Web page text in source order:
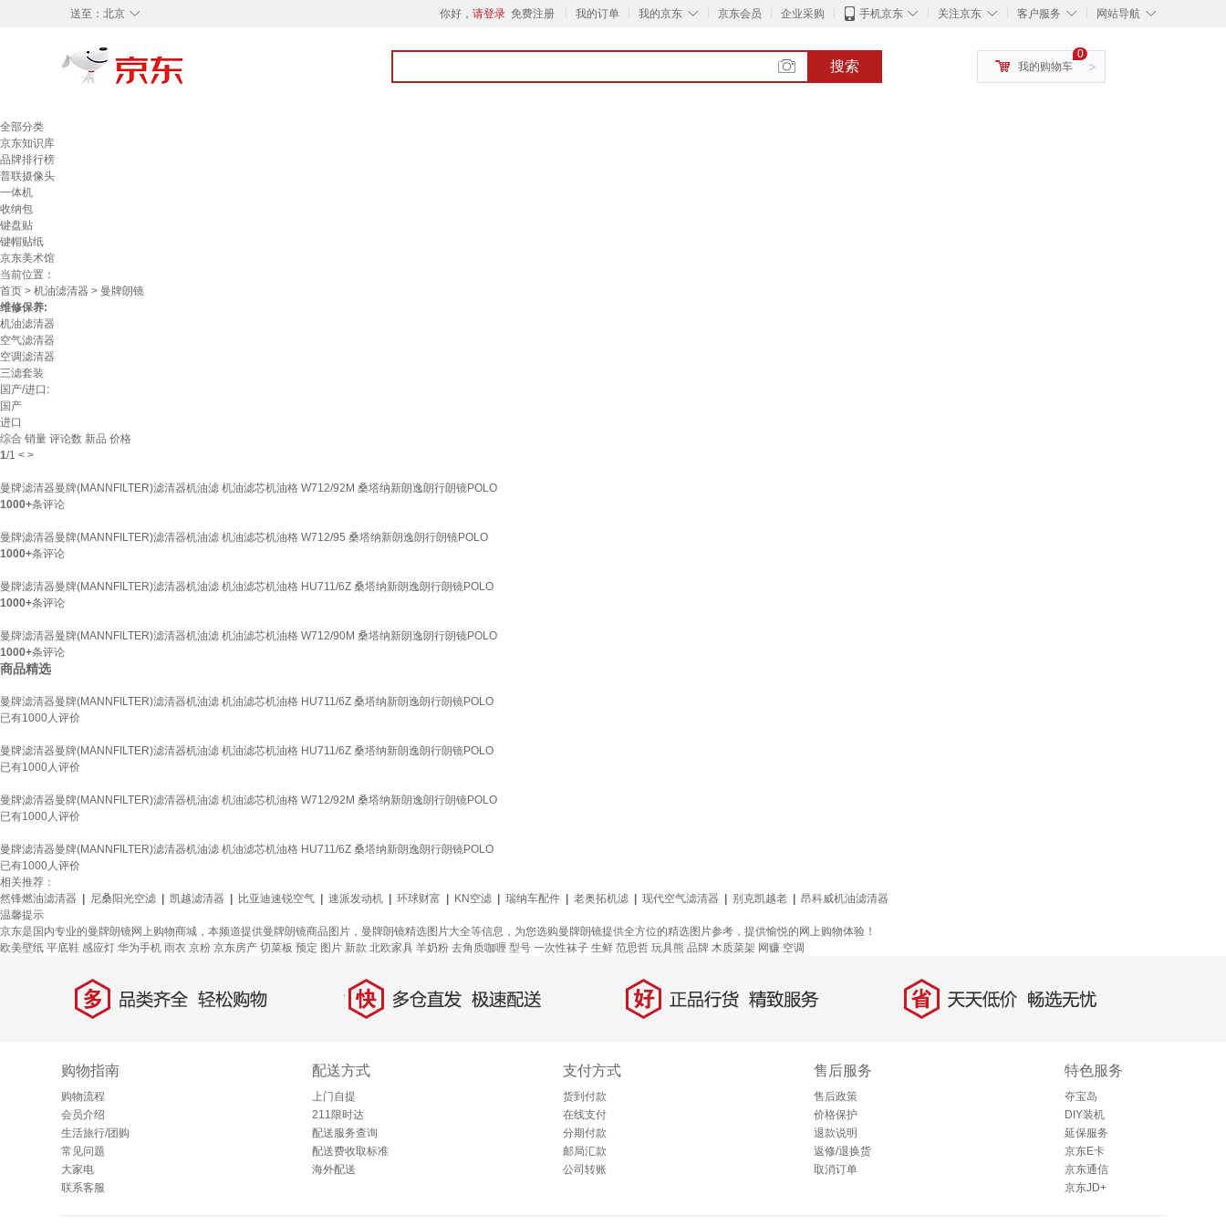
◇
送至： 北京 你好， 请登录 免费注册 我的订单 ◇
我的京东 京东会员 企业采购 ◇
手机京东 ◇
关注京东 ◇
客户服务 ◇
网站导航
搜索 >
0
我的购物车
全部分类
京东知识库
品牌排行榜
普联摄像头
一体机
收纳包
键盘贴
键帽贴纸
京东美术馆
当前位置：
首页 > 机油滤清器 > 曼牌朗镜
维修保养:
机油滤清器
空气滤清器
空调滤清器
三滤套装
国产/进口:
国产
进口
综合 销量 评论数 新品 价格
1/1 < >
曼牌滤清器曼牌(MANNFILTER)滤清器机油滤 机油滤芯机油格 W712/92M 桑塔纳新朗逸朗行朗镜POLO
1000+条评论
曼牌滤清器曼牌(MANNFILTER)滤清器机油滤 机油滤芯机油格 W712/95 桑塔纳新朗逸朗行朗镜POLO
1000+条评论
曼牌滤清器曼牌(MANNFILTER)滤清器机油滤 机油滤芯机油格 HU711/6Z 桑塔纳新朗逸朗行朗镜POLO
1000+条评论
曼牌滤清器曼牌(MANNFILTER)滤清器机油滤 机油滤芯机油格 W712/90M 桑塔纳新朗逸朗行朗镜POLO
1000+条评论
商品精选
曼牌滤清器曼牌(MANNFILTER)滤清器机油滤 机油滤芯机油格 HU711/6Z 桑塔纳新朗逸朗行朗镜POLO
已有1000人评价
曼牌滤清器曼牌(MANNFILTER)滤清器机油滤 机油滤芯机油格 HU711/6Z 桑塔纳新朗逸朗行朗镜POLO
已有1000人评价
曼牌滤清器曼牌(MANNFILTER)滤清器机油滤 机油滤芯机油格 W712/92M 桑塔纳新朗逸朗行朗镜POLO
已有1000人评价
曼牌滤清器曼牌(MANNFILTER)滤清器机油滤 机油滤芯机油格 HU711/6Z 桑塔纳新朗逸朗行朗镜POLO
已有1000人评价
相关推荐：
然锋燃油滤清器
尼桑阳光空滤 凯越滤清器 比亚迪速锐空气 速派发动机 环球财富 KN空滤 瑞纳车配件 老奥拓机滤 现代空气滤清器 别克凯越老
昂科威机油滤清器
温馨提示
京东是国内专业的曼牌朗镜网上购物商城，本频道提供曼牌朗镜商品图片，曼牌朗镜精选图片大全等信息，为您选购曼牌朗镜提供全方位的精选图片参考，提供愉悦的网上购物体验！
欧美壁纸 平底鞋 感应灯 华为手机 雨衣 京粉 京东房产 切菜板 预定 图片 新款 北欧家具 羊奶粉 去角质咖喱 型号 一次性袜子 生鲜 范思哲 玩具熊 品牌 木质菜架 网赚 空调
多 品类齐全，轻松购物 快 多仓直发，极速配送 好 正品行货，精致服务 省 天天低价，畅选无忧
购物指南
购物流程
会员介绍
生活旅行/团购
常见问题
大家电
联系客服
配送方式
上门自提
211限时达
配送服务查询
配送费收取标准
海外配送
支付方式
货到付款
在线支付
分期付款
邮局汇款
公司转账
售后服务
售后政策
价格保护
退款说明
返修/退换货
取消订单
特色服务
夺宝岛
DIY装机
延保服务
京东E卡
京东通信
京东JD+